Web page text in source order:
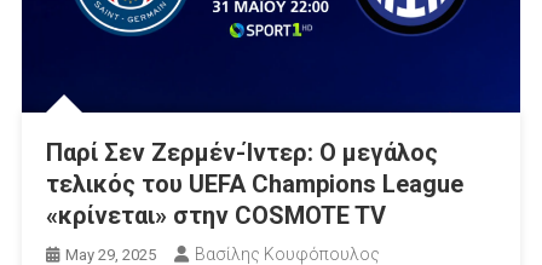
Παρί Σεν Ζερμέν-Ίντερ: Ο μεγάλος
τελικός του UEFA Champions League
«κρίνεται» στην COSMOTE TV
May 29, 2025 Βασίλης Κουφόπουλος